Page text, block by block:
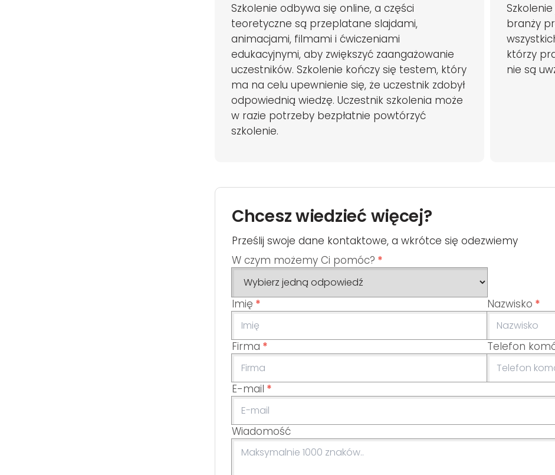
Szkolenie odbywa się online, a części
teoretyczne są przeplatane slajdami,
animacjami, filmami i ćwiczeniami
edukacyjnymi, aby zwiększyć zaangażowanie
uczestników. Szkolenie kończy się testem, który
ma na celu upewnienie się, że uczestnik zdobył
odpowiednią wiedzę. Uczestnik szkolenia może
w razie potrzeby bezpłatnie powtórzyć
szkolenie.
branży
którzy
nie są
Chcesz wiedzieć więcej?
Prześlij swoje dane kontaktowe, a wkrótce się odezwiemy
W czym możemy Ci pomóc? *
Imię * Nazwisko *
Firma * Telefon
E-mail *
Wiadomość